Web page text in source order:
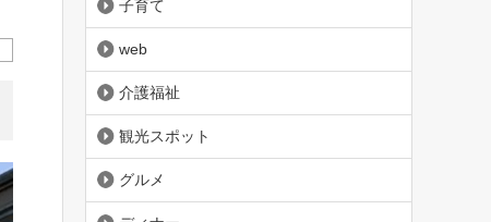
子育て
web
介護福祉
観光スポット
グルメ